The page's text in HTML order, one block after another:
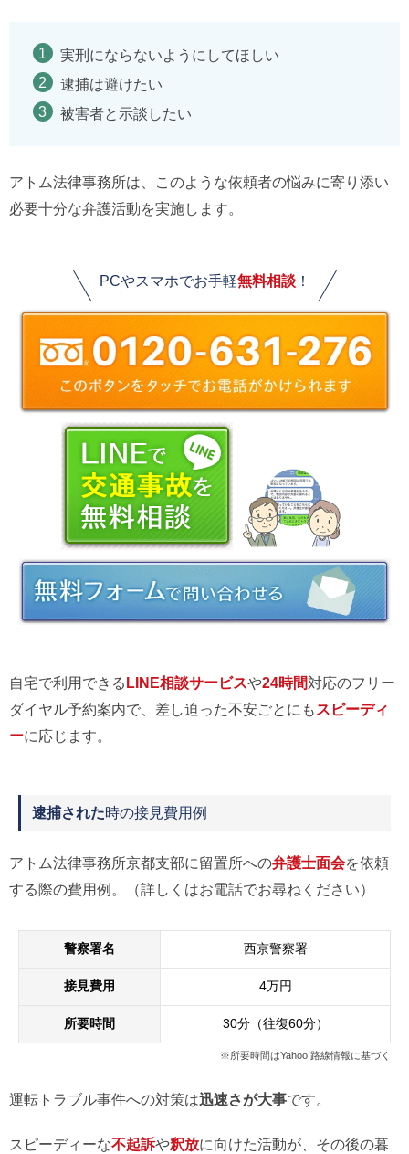
実刑にならないようにしてほしい
逮捕は避けたい
被害者と示談したい
アトム法律事務所は、このような依頼者の悩みに寄り添い
必要十分な弁護活動を実施します。
PCやスマホでお手軽無料相談！
自宅で利用できるLINE相談サービスや24時間対応のフリー
ダイヤル予約案内で、差し迫った不安ごとにも スピーディ
ーに応じます。
逮捕された時の接見費用例
アトム法律事務所京都支部に留置所への弁護士面会を依頼
する際の費用例。（詳しくはお電話でお尋ねください）
警察署名 西京警察署
接見費用 4万円
所要時間 30分（往復60分）
※所要時間はYahoo!路線情報に基づく
運転トラブル事件への対策は迅速さが大事です。
スピーディーな不起訴や釈放に向けた活動が、その後の暮